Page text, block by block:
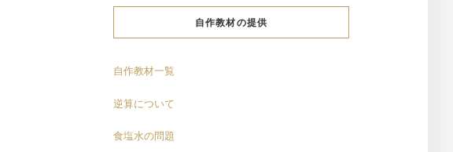
自作教材の提供
自作教材一覧
逆算について
食塩水の問題